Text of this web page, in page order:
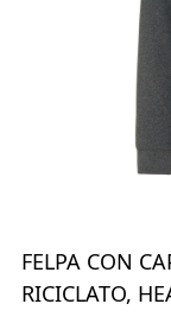
FELPA CON
RICICLATO,